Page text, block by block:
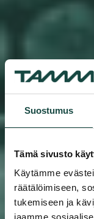
Suostumus
Tämä sivusto
Käytämme
räätälöimiseen,
tukemiseen ja
jaamme